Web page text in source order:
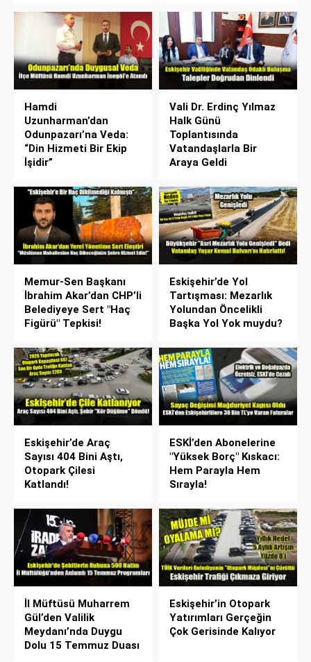
Hamdi
Uzunharman’dan
Odunpazarı’na Veda:
“Din Hizmeti Bir Ekip
İşidir”
Vali Dr. Erdinç Yılmaz
Halk Günü
Toplantısında
Vatandaşlarla Bir
Araya Geldi
Memur-Sen Başkanı
İbrahim Akar’dan CHP’li
Belediyeye Sert "Haç
Figürü" Tepkisi!
Eskişehir’de Yol
Tartışması: Mezarlık
Yolundan Öncelikli
Başka Yol Yok muydu?
Eskişehir’de Araç
Sayısı 404 Bini Aştı,
Otopark Çilesi
Katlandı!
ESKİ’den Abonelerine
"Yüksek Borç" Kıskacı:
Hem Parayla Hem
Sırayla!
İl Müftüsü Muharrem
Gül’den Valilik
Meydanı’nda Duygu
Dolu 15 Temmuz Duası
Eskişehir’in Otopark
Yatırımları Gerçeğin
Çok Gerisinde Kalıyor